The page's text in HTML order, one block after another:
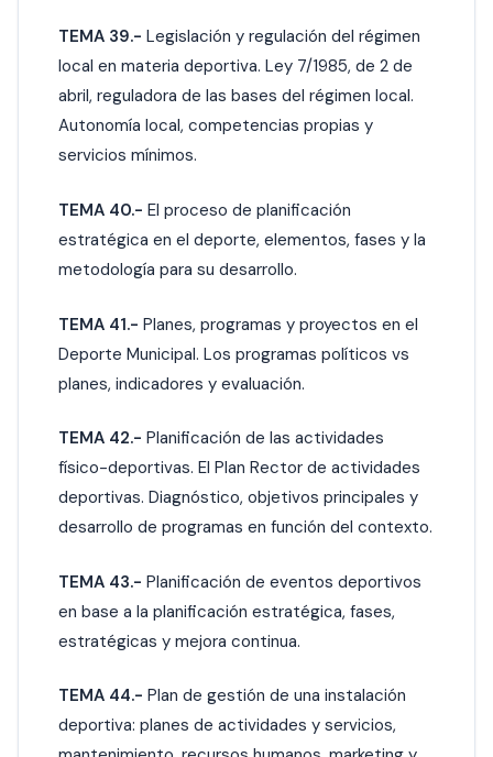
TEMA 39.- Legislación y regulación del régimen
local en materia deportiva. Ley 7/1985, de 2 de
abril, reguladora de las bases del régimen local.
Autonomía local, competencias propias y
servicios mínimos.
TEMA 40.- El proceso de planificación
estratégica en el deporte, elementos, fases y la
metodología para su desarrollo.
TEMA 41.- Planes, programas y proyectos en el
Deporte Municipal. Los programas políticos vs
planes, indicadores y evaluación.
TEMA 42.- Planificación de las actividades
físico-deportivas. El Plan Rector de actividades
deportivas. Diagnóstico, objetivos principales y
desarrollo de programas en función del contexto.
TEMA 43.- Planificación de eventos deportivos
en base a la planificación estratégica, fases,
estratégicas y mejora continua.
TEMA 44.- Plan de gestión de una instalación
deportiva: planes de actividades y servicios,